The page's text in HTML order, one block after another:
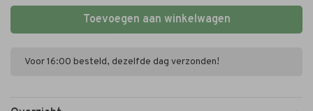
Toevoegen aan winkelwagen
Voor 16:00 besteld, dezelfde dag verzonden!